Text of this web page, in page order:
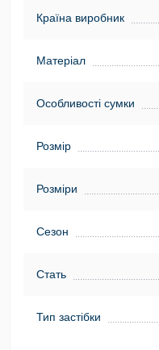
Країна виробник
Матеріал
Особливості сумки
Розмір
Розміри
Сезон
Стать
Тип застібки